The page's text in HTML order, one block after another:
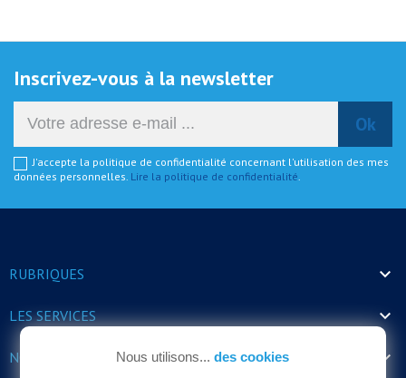
Inscrivez-vous à la newsletter
J'accepte la politique de confidentialité concernant l'utilisation des mes
données personnelles. Lire la politique de confidentialité
RUBRIQUES 
LES SERVICES 
NOS HORAIRES 
Nous utilisons... des cookies